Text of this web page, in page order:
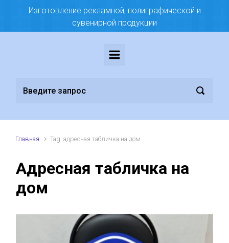
Изготовление рекламной, полиграфической и
сувенирной продукции
Главная Tag: адресная табличка на дом
Адресная табличка на
дом